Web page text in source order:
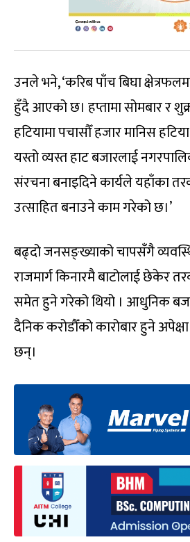
उनले भने, ‘करिब पाँच बिघा
हुँदै आएको छ। हप्तामा सोमबार र
हटियामा पचासौँ हजार मानिस
यस्तो व्यस्त हाट बजारलाई
संरचना बनाइदिने कार्यले यहाँका
उत्साहित बनाउने काम गरेको छ।’
बढ्दो जनसङ्ख्याको चापसँगै
राजमार्ग किनारमै बाटोलाई छेकेर
समेत हुने गरेको थियो । आधुनिक
दैनिक करोडौँको कारोबार हुने
छन्।